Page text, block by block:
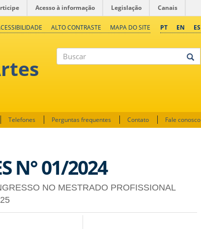
Acesso à informação Legislação Canais
PT EN ES
ALTO CONTRASTE MAPA DO SITE
Telefones Perguntas frequentes Contato Fale conosco
N° 01/2024
NO MESTRADO PROFISSIONAL